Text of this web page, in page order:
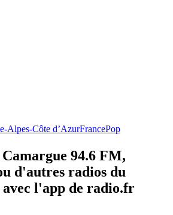
Alpes-Côte d’AzurFrancePop
94.6 FM,
d'autres radios du
l'app de radio.fr